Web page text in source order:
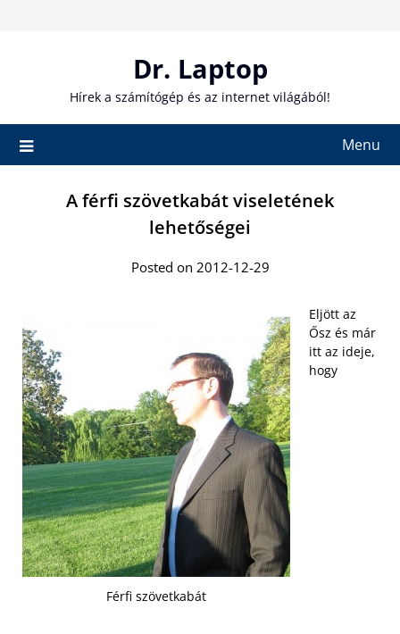
Dr. Laptop
Hírek a számítógép és az internet világából!
Menu
A férfi szövetkabát viseletének
lehetőségei
Posted on 2012-12-29
Férfi szövetkabát
Eljött az
Ősz és már
itt az ideje,
hogy